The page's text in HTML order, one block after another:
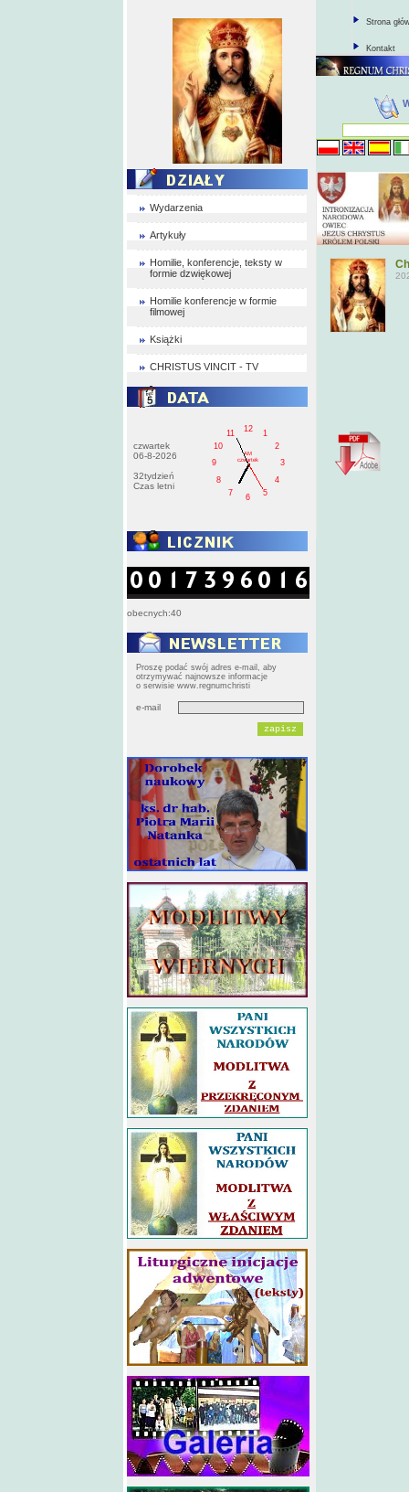
Wydarzenia
Artykuły
Homilie, konferencje, teksty w
formie dzwiękowej
Homilie konferencje w formie
filmowej
Książki
CHRISTUS VINCIT - TV
czwartek
06-8-2026
32tydzień
Czas letni
1
2
3
4
5
6
7
8
9
10
11
12
AM
czwartek
obecnych:40
Proszę podać swój adres e-mail, aby
otrzymywać najnowsze informacje
o serwisie www.regnumchristi
e-mail
Strona
Kontakt